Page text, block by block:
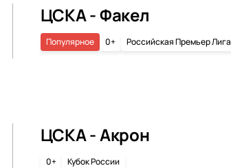
ЦСКА - Факел
0+ Российская Премьер Лига
Популярное
ЦСКА - Акрон
0+ Кубок России